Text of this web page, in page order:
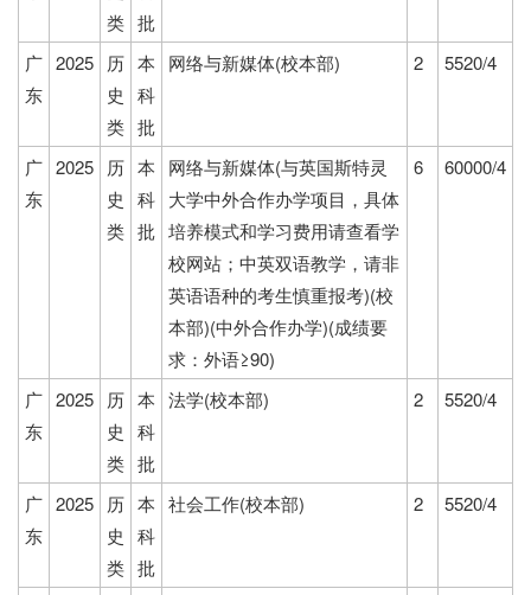
类 批
广
东
2025 历
史
类
本
科
批
网络与新媒体(校本部) 2 5520/4
广
东
2025 历
史
类
本
科
批
网络与新媒体(与英国斯特灵
大学中外合作办学项目，具体
培养模式和学习费用请查看学
校网站；中英双语教学，请非
英语语种的考生慎重报考)(校
本部)(中外合作办学)(成绩要
求：外语≥90)
6 60000/4
广
东
2025 历
史
类
本
科
批
法学(校本部) 2 5520/4
广
东
2025 历
史
类
本
科
批
社会工作(校本部) 2 5520/4